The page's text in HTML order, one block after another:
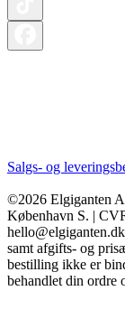
Salgs- og
©2026 Elgiganten
København S. |
samt afgifts- og
bestilling ikke er
behandlet din ordre